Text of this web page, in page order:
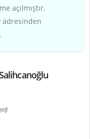
açılmıştır.
adresinden